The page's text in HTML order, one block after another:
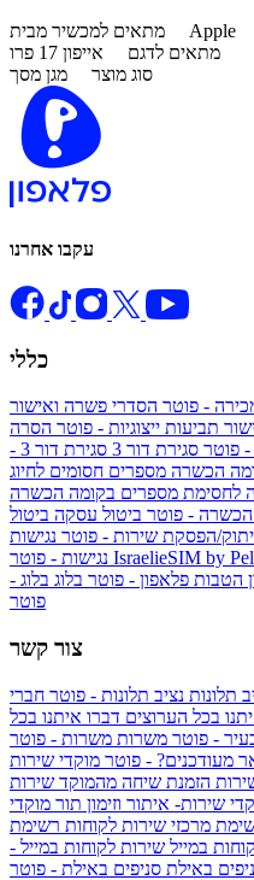
מתאים למכשיר מבית Apple
מתאים לדגם אייפון 17 פרו
סוג מוצר מגן מסך
עקבו אחרנו
כללי
- פוטר הסדרי פשרה ואישור
תביעות ייצוגיות - פוטר הסרה
פוטר סגירת דור 3
סגירת דור 3 -
הכשרה מספרים חסומים לחיוג
לחסימת מספרים בקומה הכשרה
- פוטר ביטול עסקה ביטול
הפסקת שירות - פוטר נגישות
IsraelieSIM by
הטבות פלאפון - פוטר בלוג בלוג -
פוטר
צור קשר
תלונות נציב תלונות - פוטר חברי
בכל הערוצים דברו איתנו בכל
- פוטר משרות משרות - פוטר
מעודכנים? - פוטר מוקדי שירות
הזמנת שיחה מהמוקד שירות
שירות- איתור וזימון תור מוקדי
מרכזי שירות לקוחות רשימת
במייל שירות לקוחות במייל -
באילת סניפים באילת - פוטר